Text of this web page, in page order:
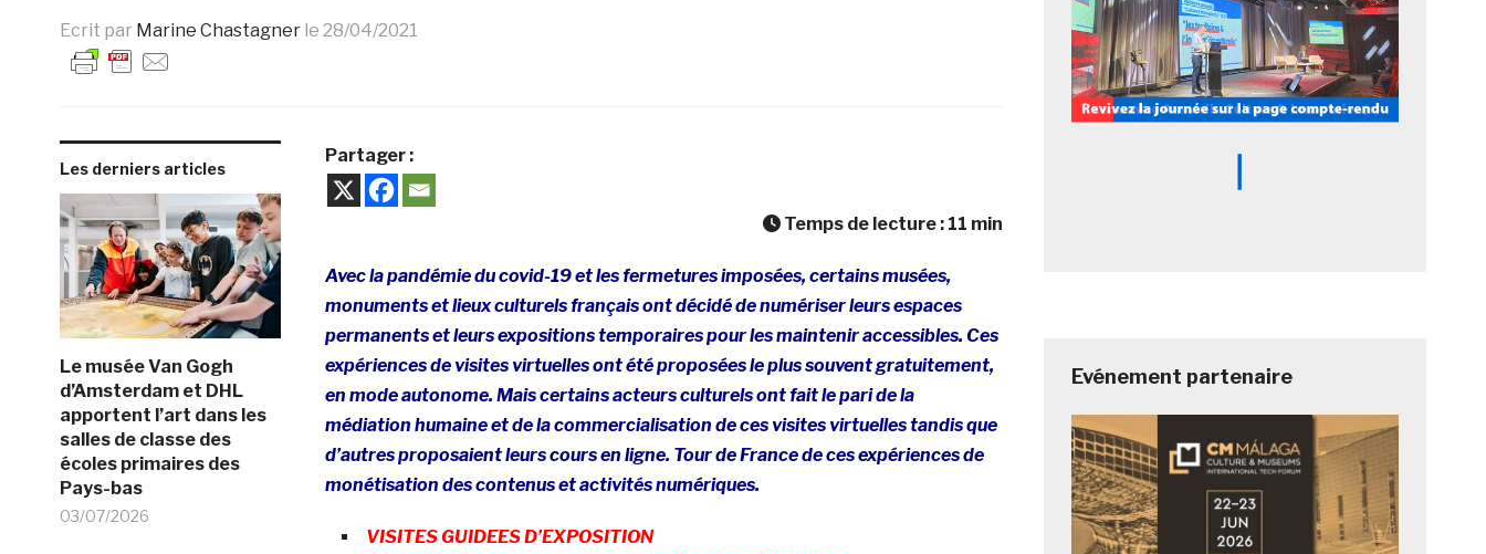
Ecrit par Marine Chastagner le 28/04/2021
Les derniers articles
Le musée Van Gogh
d’Amsterdam et DHL
apportent l’art dans les
salles de classe des
écoles primaires des
Pays-bas
03/07/2026
Partager :
Temps de lecture : 11 min
Avec la pandémie du covid-19 et les fermetures imposées, certains musées,
monuments et lieux culturels français ont décidé de numériser leurs espaces
permanents et leurs expositions temporaires pour les maintenir accessibles. Ces
expériences de visites virtuelles ont été proposées le plus souvent gratuitement,
en mode autonome. Mais certains acteurs culturels ont fait le pari de la
médiation humaine et de la commercialisation de ces visites virtuelles tandis que
d’autres proposaient leurs cours en ligne. Tour de France de ces expériences de
monétisation des contenus et activités numériques.
VISITES GUIDEES D’EXPOSITION
Evénement partenaire